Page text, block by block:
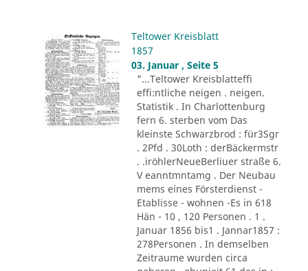
Teltower Kreisblatt
1857
03. Januar , Seite 5
"...Teltower Kreisblatteffi
effi:ntliche neigen . neigen.
Statistik . In Charlottenburg
fern 6. sterben vom Das
kleinste Schwarzbrod : für3Sgr
. 2Pfd . 30Loth : derBäckermstr
. .iröhlerNeueBerliuer straße 6.
V eanntmntamg . Der Neubau
mems eines Försterdienst -
Etablisse - wohnen -Es in 618
Hän - 10 , 120 Personen . 1 .
Januar 1856 bis1 . Jannar1857 :
278Personen . In demselben
Zeitraume wurden circa